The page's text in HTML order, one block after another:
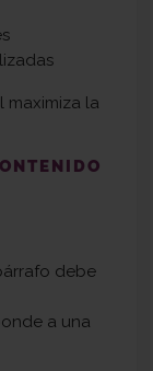
maximiza la
debe
a una